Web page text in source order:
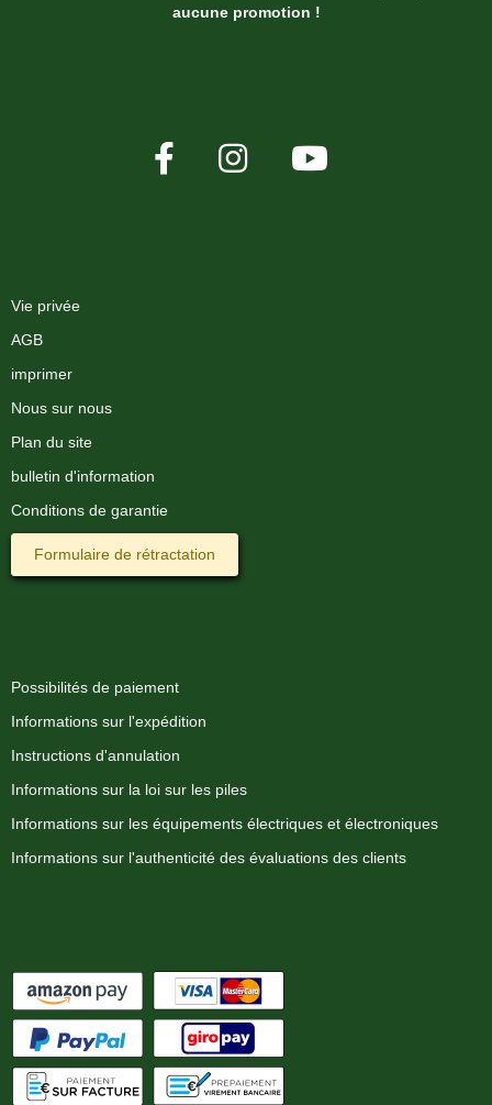
aucune promotion !
Vie privée
AGB
imprimer
Nous sur nous
Plan du site
bulletin d'information
Conditions de garantie
Formulaire de rétractation
Possibilités de paiement
Informations sur l'expédition
Instructions d'annulation
Informations sur la loi sur les piles
Informations sur les équipements électriques et électroniques
Informations sur l'authenticité des évaluations des clients